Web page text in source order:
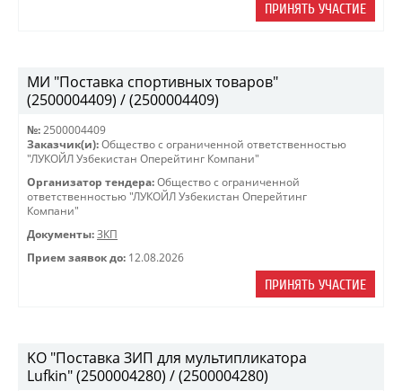
ПРИНЯТЬ УЧАСТИЕ
МИ "Поставка спортивных товаров"
(2500004409) / (2500004409)
№: 2500004409
Заказчик(и): Общество с ограниченной ответственностью
"ЛУКОЙЛ Узбекистан Оперейтинг Компани"
Организатор тендера: Общество с ограниченной
ответственностью "ЛУКОЙЛ Узбекистан Оперейтинг
Компани"
Документы: ЗКП
Прием заявок до: 12.08.2026
ПРИНЯТЬ УЧАСТИЕ
KO "Поставка ЗИП для мультипликатора
Lufkin" (2500004280) / (2500004280)